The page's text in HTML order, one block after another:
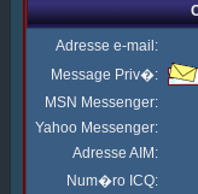
Adresse e-mail:
Message Priv�:
MSN Messenger:
Yahoo Messenger:
Adresse AIM:
Num�ro ICQ: